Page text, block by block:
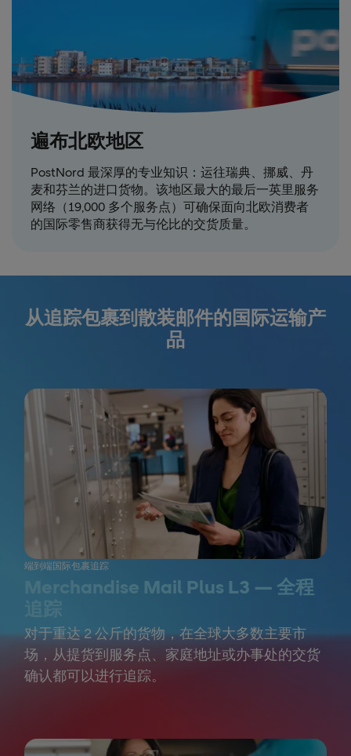
遍布北欧地区
PostNord 最深厚的专业知识：运往瑞典、挪威、丹
麦和芬兰的进口货物。该地区最大的最后一英里服务
网络（19,000 多个服务点）可确保面向北欧消费者
的国际零售商获得无与伦比的交货质量。
从追踪包裹到散装邮件的国际运输产
品
端到端国际包裹追踪
Merchandise Mail Plus L3 — 全程
追踪
对于重达 2 公斤的货物，在全球大多数主要市
场，从提货到服务点、家庭地址或办事处的交货
确认都可以进行追踪。